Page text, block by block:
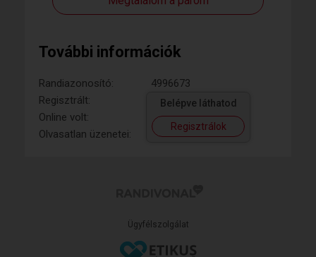
További információk
Randiazonosító:
4996673
Regisztrált:
Online volt:
Olvasatlan üzenetei:
Belépve láthatod
Regisztrálok
Ügyfélszolgálat